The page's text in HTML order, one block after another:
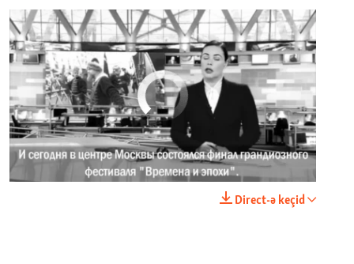
No media source currently available
Direct-ə keçid